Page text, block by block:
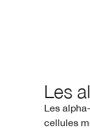
Les
Les
cellules